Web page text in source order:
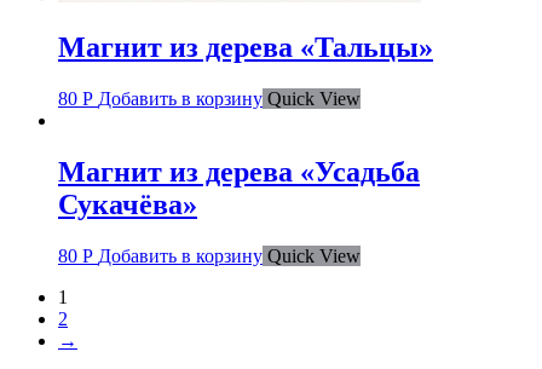
Магнит из дерева «Тальцы»
80 Р Добавить в корзину Quick View
Магнит из дерева «Усадьба
Сукачёва»
80 Р Добавить в корзину Quick View
1
2
→